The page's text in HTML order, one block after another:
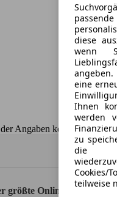
Angaben keine Gewähr.
größte Online-Automarkt.
diese
wenn
eine
Ihnen
werden
zu
die
Cookies/
teilweise